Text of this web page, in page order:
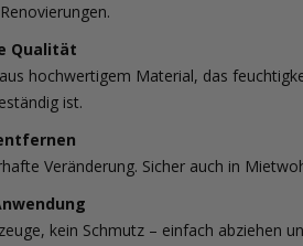
Qualität
hochwertigem Material, das
ist.
Veränderung. Sicher auch in
kein Schmutz – einfach abziehen